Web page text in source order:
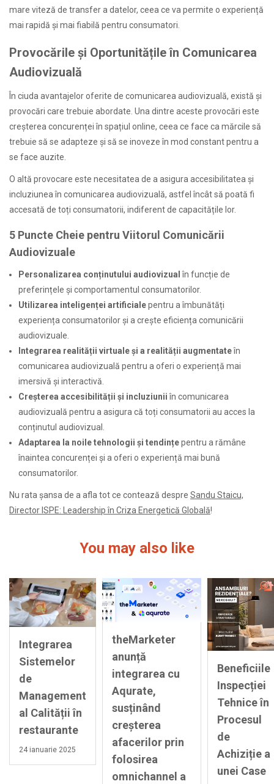
mare viteză de transfer a datelor, ceea ce va permite o experiență
mai rapidă și mai fiabilă pentru consumatori.
Provocările și Oportunitățile în Comunicarea
Audiovizuală
În ciuda avantajelor oferite de comunicarea audiovizuală, există și
provocări care trebuie abordate. Una dintre aceste provocări este
creșterea concurenței în spațiul online, ceea ce face ca mărcile să
trebuie să se adapteze și să se inoveze în mod constant pentru a
se face auzite.
O altă provocare este necesitatea de a asigura accesibilitatea și
incluziunea în comunicarea audiovizuală, astfel încât să poată fi
accesată de toți consumatorii, indiferent de capacitățile lor.
5 Puncte Cheie pentru Viitorul Comunicării
Audiovizuale
Personalizarea conținutului audiovizual în funcție de
preferințele și comportamentul consumatorilor.
Utilizarea inteligenței artificialepentru a îmbunătăți
experiența consumatorilor și a crește eficiența comunicării
audiovizuale.
Integrarea realității virtuale și a realității augmentateîn
comunicarea audiovizuală pentru a oferi o experiență mai
imersivă și interactivă.
Creșterea accesibilității și incluziuniiîn comunicarea
audiovizuală pentru a asigura că toți consumatorii au acces la
conținutul audiovizual.
Adaptarea la noile tehnologii și tendințepentru a rămâne
înaintea concurenței și a oferi o experiență mai bună
consumatorilor.
Nu rata șansa de a afla tot ce contează despre Sandu Staicu,
Director ISPE: Leadership în Criza Energetică Globală!
You may also like
Integrarea
Sistemelor
de
Management
al Calității în
restaurante
24 ianuarie 2025
theMarketer
anunță
integrarea cu
Aqurate,
susținând
creșterea
afacerilor prin
folosirea
omnichannel a
Beneficiile
Inspecției
Tehnice în
Procesul
de
Achiziție a
unei Case